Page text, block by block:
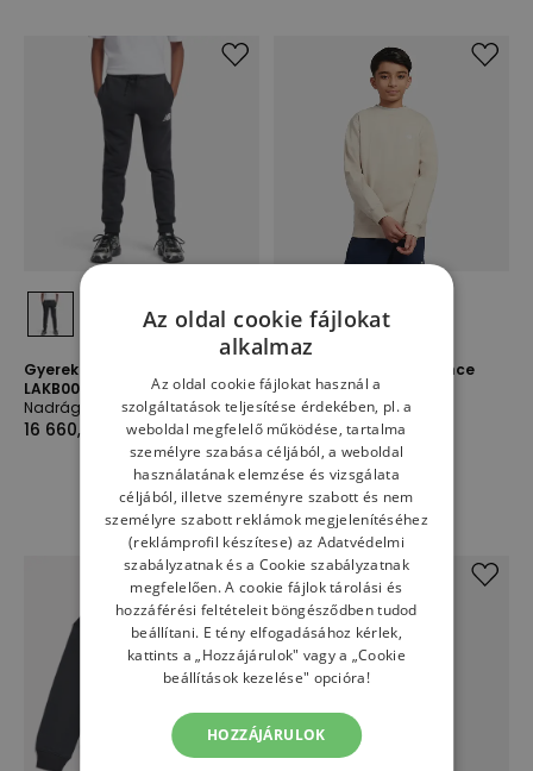
Gyerek nadrág New Balance
LAKB0007BK - fekete
Nadrág
16 660,00 Ft
Gyerek felső New Balance
LAKB0055TWF - bézs
Felső
10 830,00 Ft
Az oldal cookie fájlokat
alkalmaz
Az oldal cookie fájlokat használ a
szolgáltatások teljesítése érdekében, pl. a
weboldal megfelelő működése, tartalma
személyre szabása céljából, a weboldal
használatának elemzése és vizsgálata
céljából, illetve szeményre szabott és nem
személyre szabott reklámok megjelenítéséhez
(reklámprofil készítese) az Adatvédelmi
szabályzatnakés a Cookie szabályzatnak
megfelelően. A cookie fájlok tárolási és
hozzáférési feltételeit böngésződben tudod
beállítani. E tény elfogadásához kérlek,
kattints a „Hozzájárulok" vagy a „Cookie
beállítások kezelése" opcióra!
HOZZÁJÁRULOK